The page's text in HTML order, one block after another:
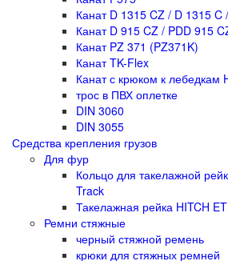
Канат D 1315 CZ / D 1315 C
Канат D 915 CZ / PDD 915
Канат PZ 371 (PZ371K)
Канат TK-Flex
Канат с крюком к лебедкам
трос в ПВХ оплетке
DIN 3060
DIN 3055
Средства крепления грузов
Для фур
Кольцо для такелажной
Track
Такелажная рейка HITCH
Ремни стяжные
черный стяжной ремень
крюки для стяжных ремней